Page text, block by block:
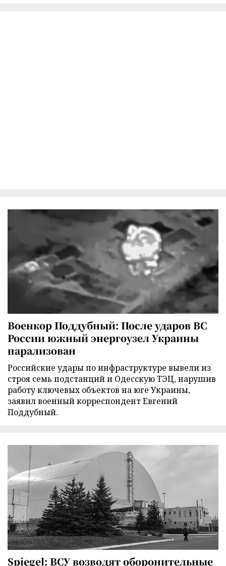
Военкор Поддубный: После ударов ВС
России южный энергоузел Украины
парализован
Российские удары по инфраструктуре вывели из
строя семь подстанций и Одесскую ТЭЦ, нарушив
работу ключевых объектов на юге Украины,
заявил военный корреспондент Евгений
Поддубный.
Spiegel: ВСУ возводят оборонительные